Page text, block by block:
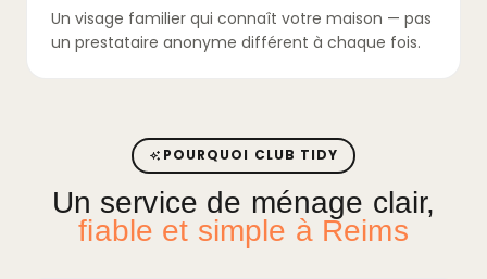
Un visage familier qui connaît votre maison — pas
un prestataire anonyme différent à chaque fois.
POURQUOI CLUB TIDY
Un service de ménage clair,
fiable et simple à Reims